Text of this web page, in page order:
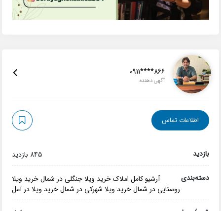
0911****866
آگهی دهنده
اطلاعات تماس
بازدید 845 بازدید
دسته‌بندی آرشیو کامل املاک خرید ویلا جنگلی در شمال خرید ویلا
روستایی در شمال خرید ویلا شهرکی در شمال خرید ویلا در آمل